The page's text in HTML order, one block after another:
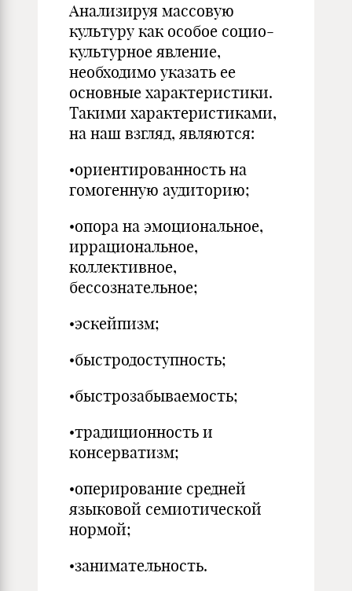
Анализируя массовую
культуру как особое социо-
культурное явление,
необходимо указать ее
основные характеристики.
Такими характеристиками,
на наш взгляд, являются:
•ориентированность на
гомогенную аудиторию;
•опора на эмоциональное,
иррациональное,
коллективное,
бессознательное;
•эскейпизм;
•быстродоступность;
•быстрозабываемость;
•традиционность и
консерватизм;
•оперирование средней
языковой семиотической
нормой;
•занимательность.